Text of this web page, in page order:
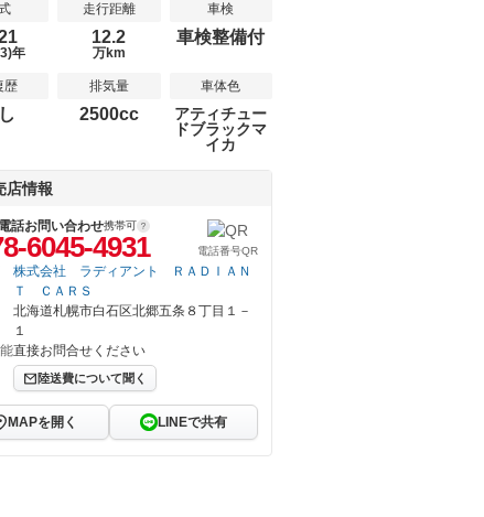
年
走行距離
12.2
万km
車検
車検整備付
歴 排気量
2500cc
車体色
アティチュー
ドブラックマ
イカ
店情報
電話お問い合わせ携帯可
6045-4931 電話番号QR
株式会社 ラディアント ＲＡＤＩＡＮ
Ｔ ＣＡＲＳ
北海道札幌市白石区北郷五条８丁目１－
１
直接お問合せください
陸送費について聞く
MAPを開く LINEで共有